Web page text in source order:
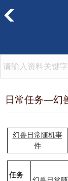
日常任务—幻
幻兽日常随机事
件
任务